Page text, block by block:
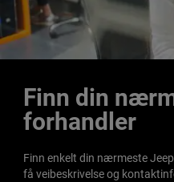
Finn din
forhandler
Finn enkelt din nærmeste
få veibeskrivelse og